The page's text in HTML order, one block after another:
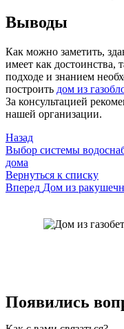
Выводы
Как можно заметить,
имеет как достоинства,
подходе и знанием
построить дом из
За консультацией
нашей организации.
Назад
Выбор системы
дома
Вернуться к списку
Вперед Дом из
Появились